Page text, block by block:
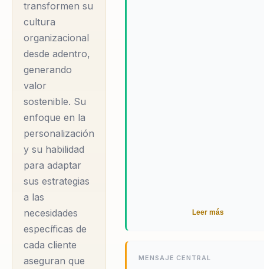
cercano conecta la
experiencia del
cliente con la cultura
organizacional,
generando un
impacto sostenible
en sectores como
banca, salud,
seguros, tecnología
y consumo masivo.
Mauricio es
conocido por su
habilidad para
transformar la
satisfacción del
cliente en una
transformen su
cultura
organizacional
desde adentro,
generando
valor
sostenible. Su
enfoque en la
personalización
y su habilidad
para adaptar
sus estrategias
a las
necesidades
específicas de
cada cliente
aseguran que
Leer más
MENSAJE CENTRAL